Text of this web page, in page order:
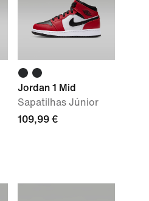
Jordan 1 Mid
Sapatilhas Júnior
109,99 €